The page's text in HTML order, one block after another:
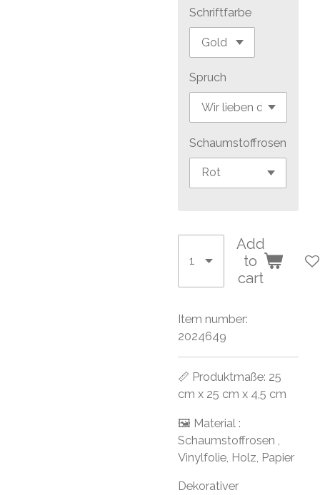
Schriftfarbe
Spruch
Schaumstoffrosen
Add
to
cart
Item number:
2024649
📏 Produktmaße: 25
cm x 25 cm x 4,5 cm
🖼 Material :
Schaumstoffrosen ,
Vinylfolie, Holz, Papier
Dekorativer